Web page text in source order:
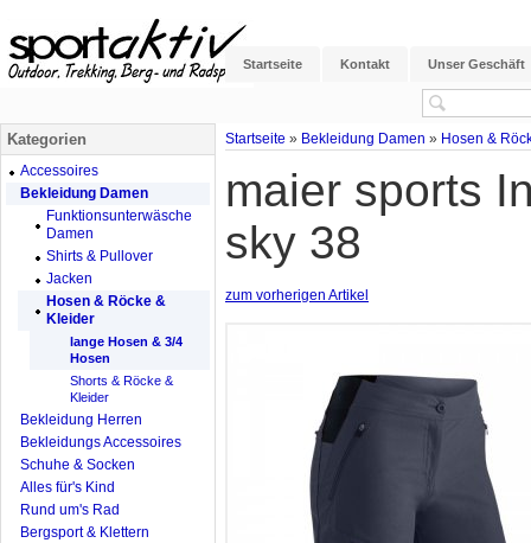
Startseite Kontakt Unser Geschäft
Startseite » Bekleidung Damen » Hosen &
maier sports
sky 38
zum vorherigen Artikel
Kategorien
Accessoires
Bekleidung Damen
Funktionsunterwäsche
Damen
Shirts & Pullover
Jacken
Hosen & Röcke &
Kleider
lange Hosen & 3/4
Hosen
Shorts & Röcke &
Kleider
Bekleidung Herren
Bekleidungs Accessoires
Schuhe & Socken
Alles für's Kind
Rund um's Rad
Bergsport & Klettern